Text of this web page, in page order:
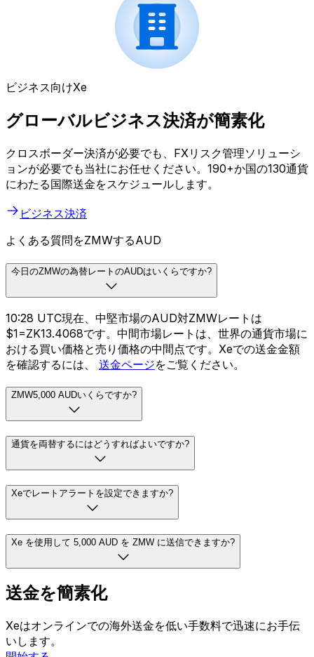
ビジネス向けXe
グローバルビジネス決済が簡素化
クロスボーダー決済が必要でも、FXリスク管理ソリューシ
ョンが必要でも当社にお任せください。190+か国の130通貨
にわたる国際送金をスケジュールします。
ビジネス決済
よくある質問をZMWするAUD
今日のZMWの為替レートのAUDはいくらですか?
10:28 UTC現在、中堅市場のAUD対ZMWレートは
$1=ZK13.4068です。中間市場レートは、世界の通貨市場に
おける買い価格と売り価格の中間点です。Xeでの送金金額
を確認するには、 送金ページをご覧ください。
ZMW5,000 AUDいくらですか?
通貨を両替するにはどうすればよいですか?
Xeでレートアラートを設定できますか?
Xe を使用して 5,000 AUD を ZMW に送信できますか?
送金を簡素化
Xeはオンラインでの海外送金を低い手数料で迅速にお手伝
いします。